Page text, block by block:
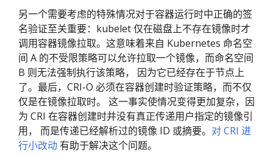
另一个需要考虑的特殊情况对于容器运行时中正确的签
名验证至关重要：kubelet 仅在磁盘上不存在镜像时才
调用容器镜像拉取。这意味着来自 Kubernetes 命名空
间 A 的不受限策略可以允许拉取一个镜像，而命名空间
B 则无法强制执行该策略， 因为它已经存在于节点上
了。最后，CRI-O 必须在容器创建时验证策略，而不仅
仅是在镜像拉取时。 这一事实使情况变得更加复杂，因
为 CRI 在容器创建时并没有真正传递用户指定的镜像引
用， 而是传递已经解析过的镜像 ID 或摘要。 对 CRI 进
行小改动有助于解决这个问题。